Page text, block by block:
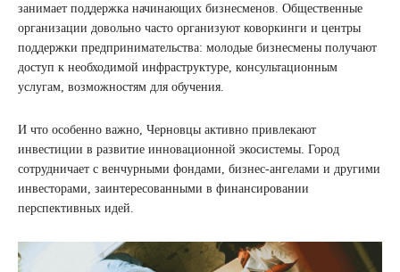
занимает поддержка начинающих бизнесменов. Общественные
организации довольно часто организуют коворкинги и центры
поддержки предпринимательства: молодые бизнесмены получают
доступ к необходимой инфраструктуре, консультационным
услугам, возможностям для обучения.
И что особенно важно, Черновцы активно привлекают
инвестиции в развитие инновационной экосистемы. Город
сотрудничает с венчурными фондами, бизнес-ангелами и другими
инвесторами, заинтересованными в финансировании
перспективных идей.